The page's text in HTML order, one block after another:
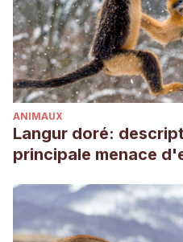
Reduction of
Intervention Trial. (2018, 8
Cardiology. https://
cardiology/clinical-trials/
Salas Dominguez, S. (2019).
materiales para productos
mascotas
(Bachelor’s
Diseño).
Callaway, J. C. (2004).
An overview. Euphytica,
Della Rocca, G., & Di Salvo,
ANIMAUX
Langur doré:
principale menace